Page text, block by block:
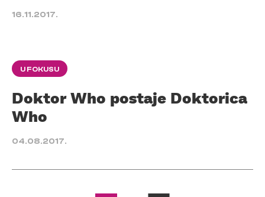
16.11.2017.
U FOKUSU
Doktor Who postaje Doktorica
Who
04.08.2017.